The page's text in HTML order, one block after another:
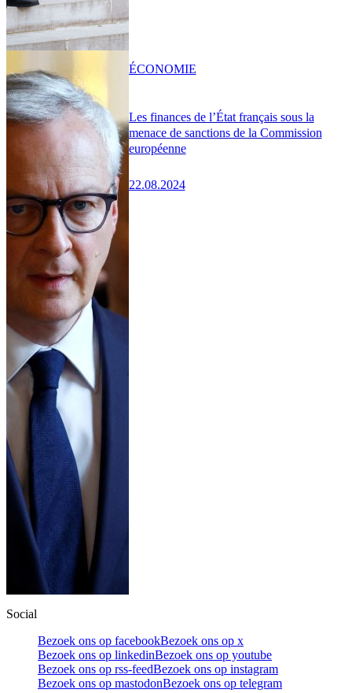
Les finances de l’État français sous la
menace de sanctions de la Commission
européenne
22.08.2024
ÉCONOMIE
Social
Bezoek ons op facebookBezoek ons op x
Bezoek ons op linkedinBezoek ons op youtube
Bezoek ons op rss-feedBezoek ons op instagram
Bezoek ons op mastodonBezoek ons op telegram